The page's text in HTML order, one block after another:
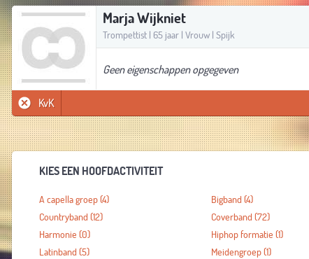
Marja Wijkniet
Trompettist | 65 jaar | Vrouw | Spijk
Geen eigenschappen opgegeven
KvK
KIES EEN HOOFDACTIVITEIT
A capella groep(4) Bigband (4)
Countryband (12) Coverband (72)
Harmonie (0) Hiphop formatie (1)
Latinband (5) Meidengroep(1)